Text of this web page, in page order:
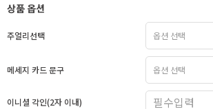
상품 옵션
주얼리선택
메세지 카드 문구
이니셜 각인(2자 이내)